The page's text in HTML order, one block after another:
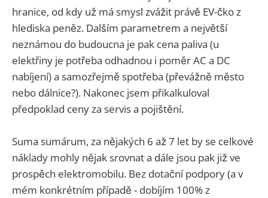
hranice, od kdy už má smysl zvážit právě EV-čko z
hlediska peněz. Dalším parametrem a největší
neznámou do budoucna je pak cena paliva (u
elektřiny je potřeba odhadnou i poměr AC a DC
nabíjení) a samozřejmě spotřeba (převážně město
nebo dálnice?). Nakonec jsem přikalkuloval
předpoklad ceny za servis a pojištění.
Suma sumárum, za nějakých 6 až 7 let by se celkové
náklady mohly nějak srovnat a dále jsou pak již ve
prospěch elektromobilu. Bez dotační podpory (a v
mém konkrétním případě - dobíjím 100% z